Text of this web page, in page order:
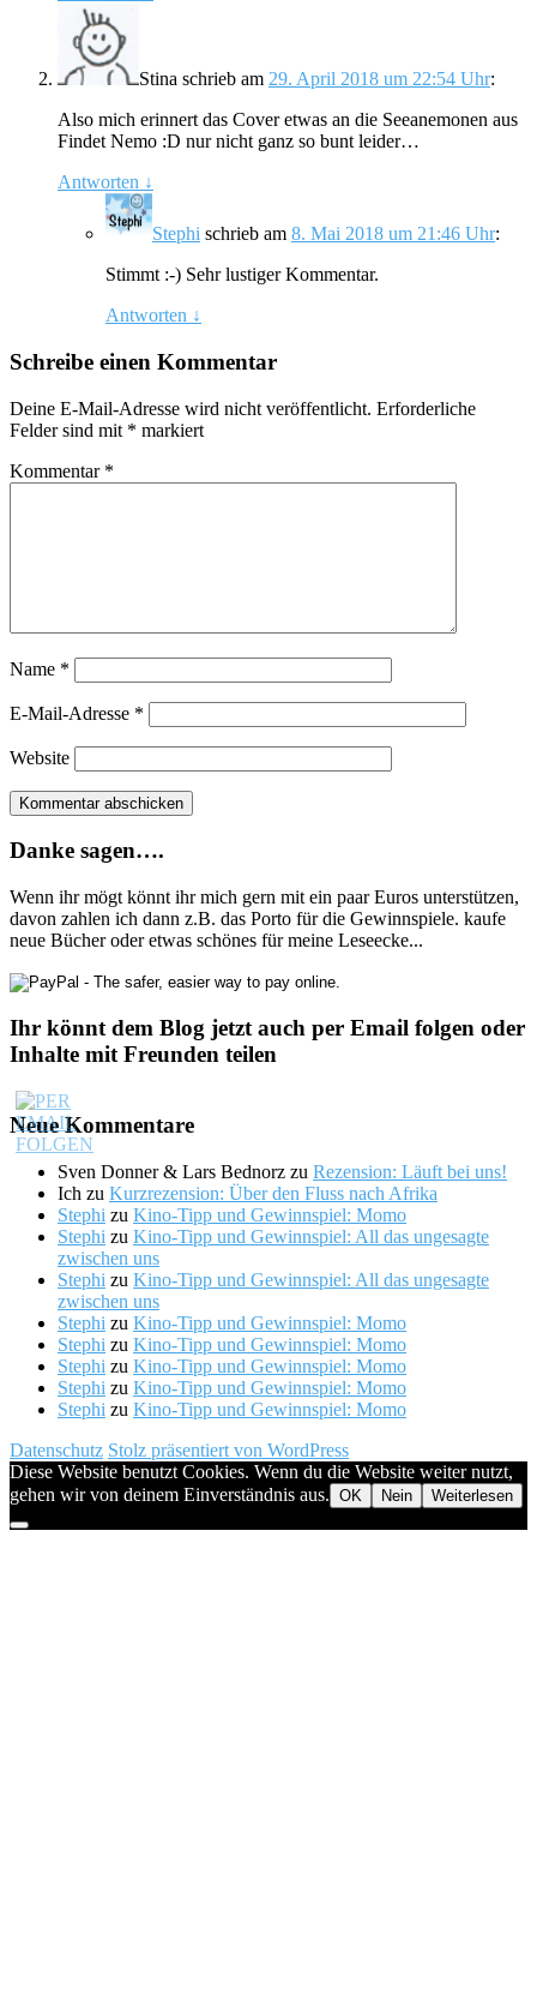
Stina schrieb am 29. April 2018 um 22:54 Uhr:
Also mich erinnert das Cover etwas an die Seeanemonen aus
Findet Nemo :D nur nicht ganz so bunt leider…
Antworten ↓
Stephi schrieb am 8. Mai 2018 um 21:46 Uhr:
Stimmt :-) Sehr lustiger Kommentar.
Antworten ↓
Schreibe einen Kommentar
Deine E-Mail-Adresse wird nicht veröffentlicht. Erforderliche
Felder sind mit * markiert
Kommentar *
Name *
E-Mail-Adresse *
Website
Danke sagen….
Wenn ihr mögt könnt ihr mich gern mit ein paar Euros unterstützen,
davon zahlen ich dann z.B. das Porto für die Gewinnspiele. kaufe
neue Bücher oder etwas schönes für meine Leseecke...
Ihr könnt dem Blog jetzt auch per Email folgen oder
Inhalte mit Freunden teilen
Neue Kommentare
Sven Donner & Lars Bednorz zu Rezension: Läuft bei uns!
Ich zu Kurzrezension: Über den Fluss nach Afrika
Stephi zu Kino-Tipp und Gewinnspiel: Momo
Stephi zu Kino-Tipp und Gewinnspiel: All das ungesagte
zwischen uns
Stephi zu Kino-Tipp und Gewinnspiel: All das ungesagte
zwischen uns
Stephi zu Kino-Tipp und Gewinnspiel: Momo
Stephi zu Kino-Tipp und Gewinnspiel: Momo
Stephi zu Kino-Tipp und Gewinnspiel: Momo
Stephi zu Kino-Tipp und Gewinnspiel: Momo
Stephi zu Kino-Tipp und Gewinnspiel: Momo
Datenschutz Stolz präsentiert von WordPress
Diese Website benutzt Cookies. Wenn du die Website weiter nutzt,
gehen wir von deinem Einverständnis aus. OK Nein Weiterlesen